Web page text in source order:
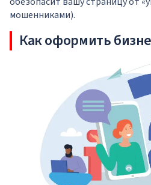
мошенниками).
Как оформить